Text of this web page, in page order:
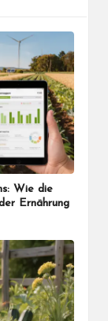
Wie die
Ernährung